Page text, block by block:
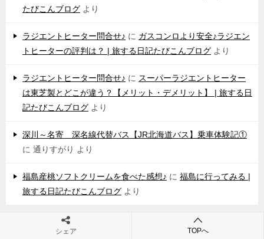
たびこんブログ より
ラジエントヒーター問合せ♪ に ガスコンロより安全♪ラジエン
トヒーターの評判は？ | 旅する日記たびこんブログ より
ラジエントヒーター問合せ♪ に スーパーラジエントヒーター
は東芝製とどこが違う？【メリット・デメリット】 | 旅する日
記たびこんブログ より
深川～名寄 深名線代替バス【JR北海道バス】乗車体験記①
に 通りすがり より
福島産桃ソフトクリームを食べた感想♪ に 福島に行ってみる |
旅する日記たびこんブログ より
シェア TOPへ